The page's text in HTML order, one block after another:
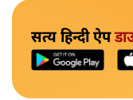
सत्य हिन्दी ऐप